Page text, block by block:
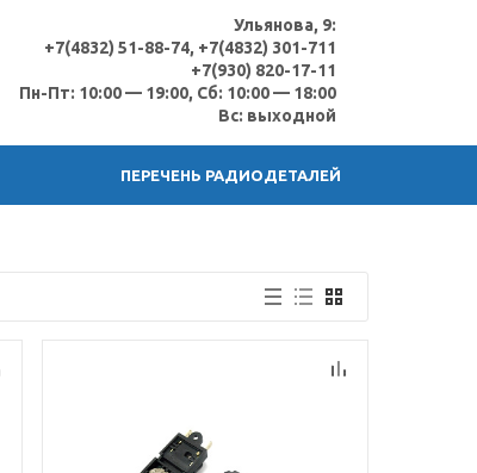
Ульянова, 9:
+7(4832) 51-88-74, +7(4832) 301-711
+7(930) 820-17-11
Пн-Пт: 10:00 — 19:00, Сб: 10:00 — 18:00
Вс: выходной
ПЕРЕЧЕНЬ РАДИОДЕТАЛЕЙ